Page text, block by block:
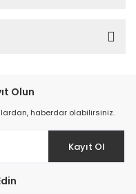
Olun
haberdar olabilirsiniz.
Kayıt Ol